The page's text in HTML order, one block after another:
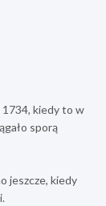
1734, kiedy to w
sporą
jeszcze, kiedy